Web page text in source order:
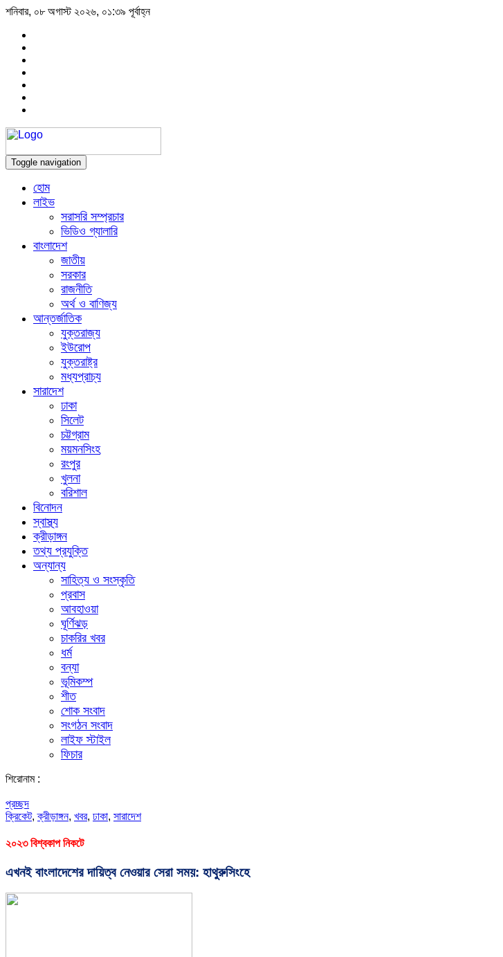
শনিবার, ০৮ অগাস্ট ২০২৬, ০১:৩৯ পূর্বাহ্ন
Toggle navigation
হোম
লাইভ
সরাসরি সম্প্রচার
ভিডিও গ্যালারি
বাংলাদেশ
জাতীয়
সরকার
রাজনীতি
অর্থ ও বাণিজ্য
আন্তর্জাতিক
যুক্তরাজ্য
ইউরোপ
যুক্তরাষ্ট্র
মধ্যপ্রাচ্য
সারাদেশ
ঢাকা
সিলেট
চট্টগ্রাম
ময়মনসিংহ
রংপুর
খুলনা
বরিশাল
বিনোদন
স্বাস্থ্য
ক্রীড়াঙ্গন
তথ্য প্রযুক্তি
অন্যান্য
সাহিত্য ও সংস্কৃতি
প্রবাস
আবহাওয়া
ঘূর্ণিঝড়
চাকরির খবর
ধর্ম
বন্যা
ভূমিকম্প
শীত
শোক সংবাদ
সংগঠন সংবাদ
লাইফ স্টাইল
ফিচার
শিরোনাম :
প্রচ্ছদ
ক্রিকেট,ক্রীড়াঙ্গন, খবর, ঢাকা, সারাদেশ
২০২৩ বিশ্বকাপ নিকটে
এখনই বাংলাদেশের দায়িত্ব নেওয়ার সেরা সময়: হাথুরুসিংহে